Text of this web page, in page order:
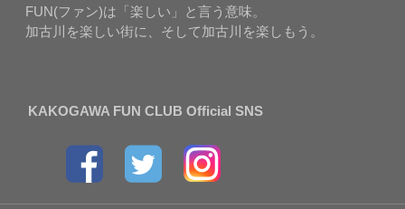
FUN(ファン)は「楽しい」と言う意味。
加古川を楽しい街に、そして加古川を楽しもう。
KAKOGAWA FUN CLUB Official SNS